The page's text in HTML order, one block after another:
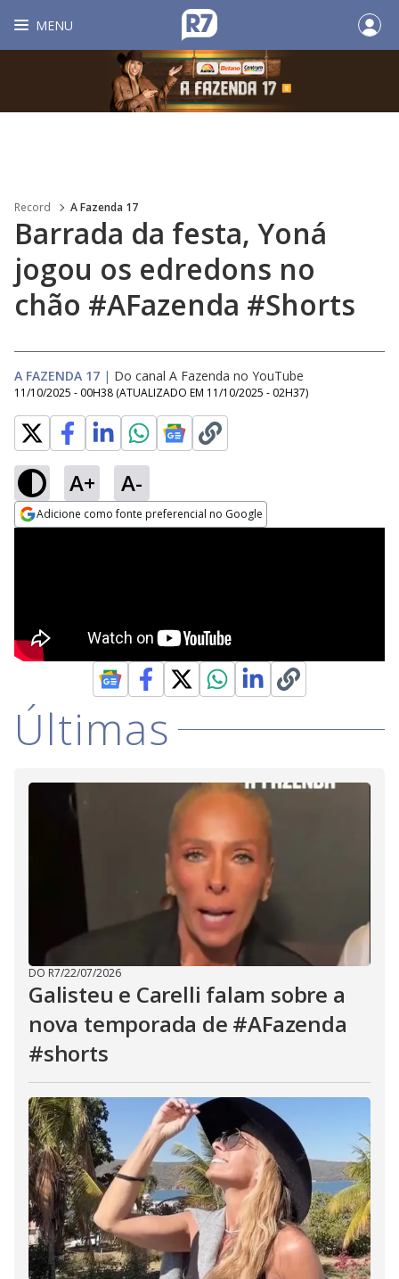
MENU
Record A Fazenda 17
Barrada da festa, Yoná
jogou os edredons no
chão #AFazenda #Shorts
A FAZENDA 17 | Do canal A Fazenda no YouTube
11/10/2025 - 00H38 (ATUALIZADO EM 11/10/2025 - 02H37)
A+ A-
Adicione como fonte preferencial no Google
Últimas
DO R7/22/07/2026
Galisteu e Carelli falam sobre a
nova temporada de #AFazenda
#shorts